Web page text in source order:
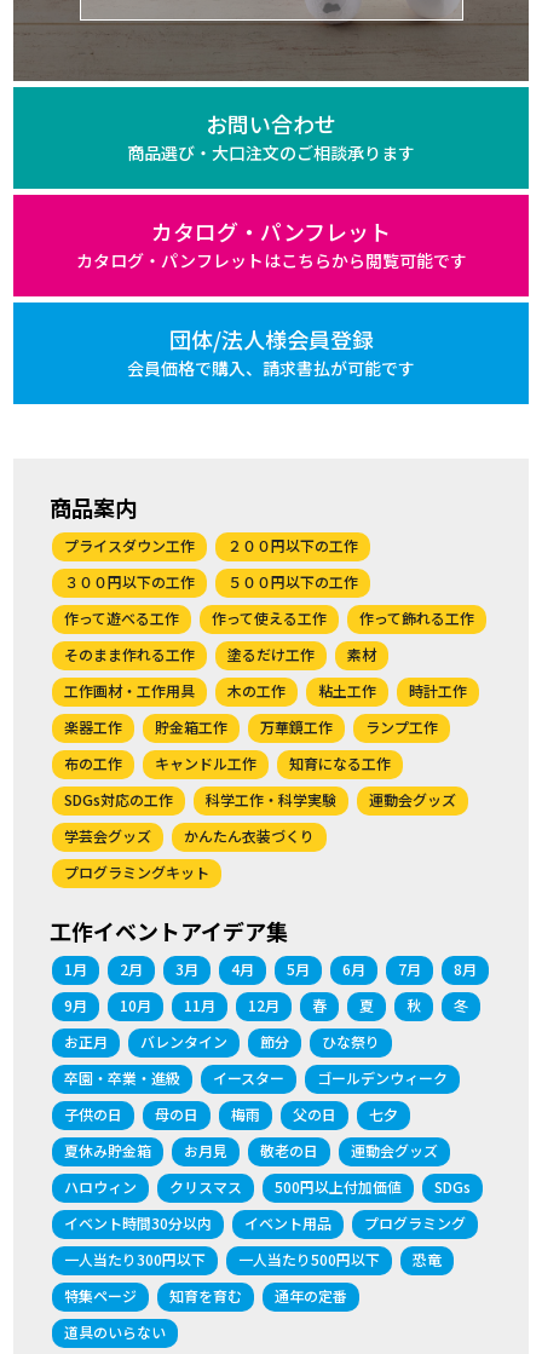
お問い合わせ
商品選び・大口注文のご相談承ります
カタログ・パンフレット
カタログ・パンフレットはこちらから閲覧可能です
団体/法人様会員登録
会員価格で購入、 請求書払が可能です
商品案内
プライスダウン工作
２００円以下の工作
３００円以下の工作
５００円以下の工作
作って遊べる工作
作って使える工作
作って飾れる工作
そのまま作れる工作
塗るだけ工作
素材
工作画材・工作用具
木の工作 粘土工作
時計工作
楽器工作
貯金箱工作 万華鏡工作
ランプ工作
布の工作
キャンドル工作
知育になる工作
SDGs対応の工作
科学工作・科学実験
運動会グッズ
学芸会グッズ
かんたん衣装づくり
プログラミングキット
工作イベントアイデア集
1月 2月 3月 4月 5月 6月 7月
8月
9月
10月 11月 12月 春 夏 秋
冬
お正月
バレンタイン 節分
ひな祭り
卒園・卒業・進級
イースター
ゴールデンウィーク
子供の日
母の日 梅雨 父の日
七夕
夏休み貯金箱
お月見 敬老の日
運動会グッズ
ハロウィン
クリスマス 500円以上付加価値
SDGs
イベント時間30分以内
イベント用品
プログラミング
一人当たり300円以下
一人当たり500円以下
恐竜
特集ページ
知育を育む
通年の定番
道具のいらない